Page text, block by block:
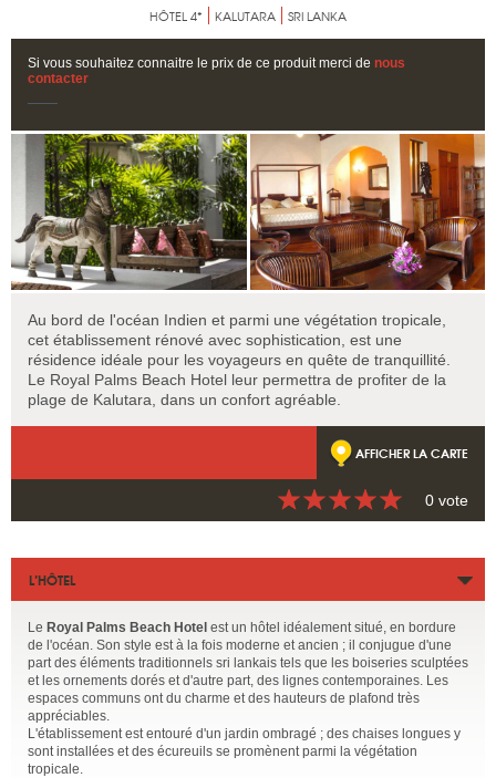
HÔTEL 4* KALUTARA SRI LANKA
Si vous souhaitez connaitre le prix de ce produit merci de nous
contacter
Au bord de l'océan Indien et parmi une végétation tropicale,
cet établissement rénové avec sophistication, est une
résidence idéale pour les voyageurs en quête de tranquillité.
Le Royal Palms Beach Hotel leur permettra de profiter de la
plage de Kalutara, dans un confort agréable.
AFFICHER LA CARTE
0 vote
L’HÔTEL
Le Royal Palms Beach Hotel est un hôtel idéalement situé, en bordure
de l'océan. Son style est à la fois moderne et ancien ; il conjugue d'une
part des éléments traditionnels sri lankais tels que les boiseries sculptées
et les ornements dorés et d'autre part, des lignes contemporaines. Les
espaces communs ont du charme et des hauteurs de plafond très
appréciables.
L'établissement est entouré d'un jardin ombragé ; des chaises longues y
sont installées et des écureuils se promènent parmi la végétation
tropicale.